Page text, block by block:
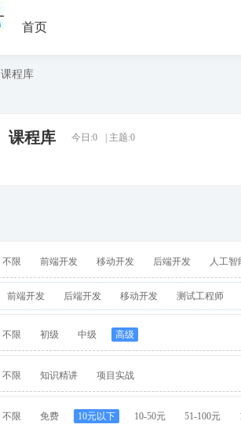
首页
课程库
课程库 今日:0 主题:0
不限 前端开发 移动开发 后端开发 人工智
前端开发 后端开发 移动开发 测试工程师
不限 初级 中级 高级
不限 知识精讲 项目实战
不限 免费 10元以下 10-50元 51-100元